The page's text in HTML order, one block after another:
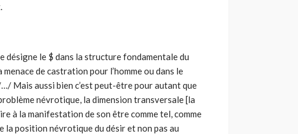
désigne le $ dans la structure fondamentale du
de castration pour l’homme ou dans le
Mais aussi bien c’est peut-être pour autant que
névrotique, la dimension transversale [la
à la manifestation de son être comme tel, comme
la position névrotique du désir et non pas au